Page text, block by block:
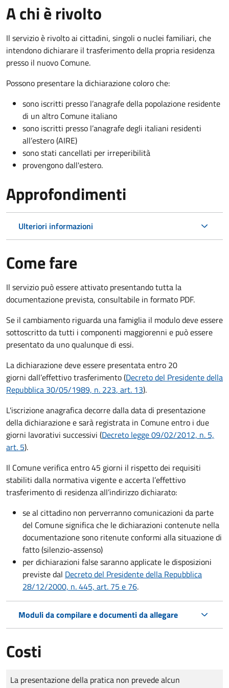
A chi è rivolto
Il servizio è rivolto ai cittadini, singoli o nuclei familiari, che
intendono dichiarare il trasferimento della propria residenza
presso il nuovo Comune.
Possono presentare la dichiarazione coloroche:
sono iscritti presso l’anagrafe della popolazione residente
di un altro Comune italiano
sono iscritti presso l’anagrafe degli italiani residenti
all’estero (AIRE)
sono stati cancellati per irreperibilità
provengono dall'estero.
Approfondimenti
Ulteriori informazioni
Come fare
Il servizio può essere attivato presentando tutta la
documentazione prevista, consultabile in formato PDF.
Se il cambiamento riguarda una famiglia il modulo deve essere
sottoscritto da tutti i componenti maggiorenni e può essere
presentato da uno qualunque di essi.
La dichiarazione deve essere presentata entro 20
giorni dall’effettivo trasferimento (Decreto del Presidente della
Repubblica 30/05/1989, n. 223, art. 13).
L'iscrizione anagrafica decorre dalla data di presentazione
della dichiarazione e sarà registrata in Comune entro i due
giorni lavorativi successivi (Decreto legge 09/02/2012, n. 5,
art. 5).
Il Comune verifica entro45 giorni il rispetto dei requisiti
stabiliti dalla normativa vigente e accerta l’effettivo
trasferimento di residenza all’indirizzo dichiarato:
se al cittadino non perverranno comunicazioni da parte
del Comune significa che le dichiarazioni contenute nella
documentazione sono ritenute conformi alla situazione di
fatto (silenzio-assenso)
per dichiarazioni false saranno applicate le disposizioni
previste dal Decreto del Presidente della Repubblica
28/12/2000, n. 445, art. 75 e 76.
Moduli da compilare e documenti da allegare
Costi
Tipo di pagamento
Importo
La presentazione della pratica non prevede alcun